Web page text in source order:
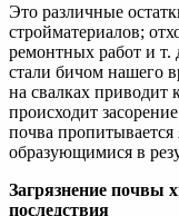
Это различные
стройматериалов;
ремонтных работ и т.
стали бичом нашего
на свалках приводит
происходит
почва
образующимися в
Загрязнение почвы
последствия